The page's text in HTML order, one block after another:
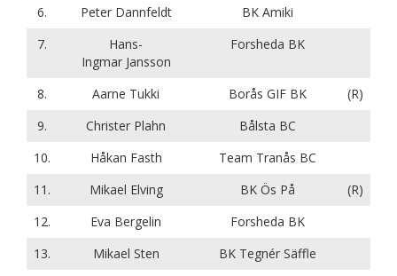
6.
Peter Dannfeldt
BK Amiki
7.
Hans-
Ingmar Jansson
Forsheda BK
8. Aarne Tukki Borås GIF BK
(R)
9.
Christer Plahn
Bålsta BC
10.
Håkan Fasth
Team Tranås BC
11.
Mikael Elving BK Ös På
(R)
12.
Eva Bergelin
Forsheda BK
13.
Mikael Sten
BK Tegnér Säffle